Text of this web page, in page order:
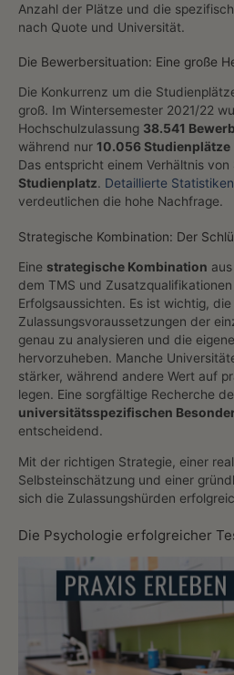
Anzahl der Plätze und die
nach Quote und Universität.
Die Bewerbersituation: Eine große
Die Konkurrenz um die
groß. Im Wintersemester 2021/22
Hochschulzulassung 38.541
während nur 10.056 Studienplätze
Das entspricht einem Verhältnis von
Studienplatz. Detaillierte
verdeutlichen die hohe Nachfrage.
Strategische Kombination: Der
Eine strategische Kombination
dem TMS und
Erfolgsaussichten. Es ist wichtig, die
Zulassungsvoraussetzungen der
genau zu analysieren und die
hervorzuheben. Manche
stärker, während andere Wert auf
legen. Eine sorgfältige Recherche
universitätsspezifischen
entscheidend.
Mit der richtigen Strategie, einer
Selbsteinschätzung und einer
sich die Zulassungshürden
Die Psychologie erfolgreicher